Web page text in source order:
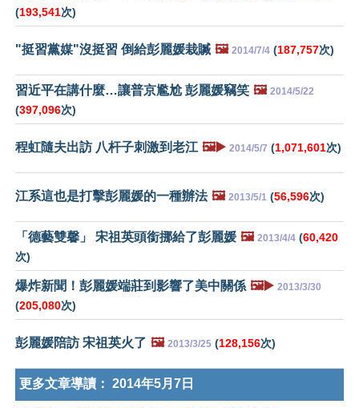
(193,541次)
"挺習黨媒"沒挺習 倒給彭麗媛栽贓 🖼️ 2014/7/4 (187,757次)
習近平在講什麼…讓普京尷尬 彭麗媛竊笑 🖼️ 2014/5/22
(397,096次)
程虹隨夫出訪 八杆子刺激到老江 🖼️▶️ 2014/5/7 (1,071,601次)
江系這也是打擊彭麗媛的一種辦法 🖼️ 2013/5/1 (56,596次)
「德藝雙馨」 宋祖英頭銜挪給了彭麗媛 🖼️ 2013/4/4 (60,420
次)
爆炸新聞！彭麗媛端莊到影響了美中關係 🖼️▶️ 2013/3/30
(205,080次)
彭麗媛陪訪 宋祖英火了 🖼️ 2013/3/25 (128,156次)
更多文章導讀： 2014年5月7日